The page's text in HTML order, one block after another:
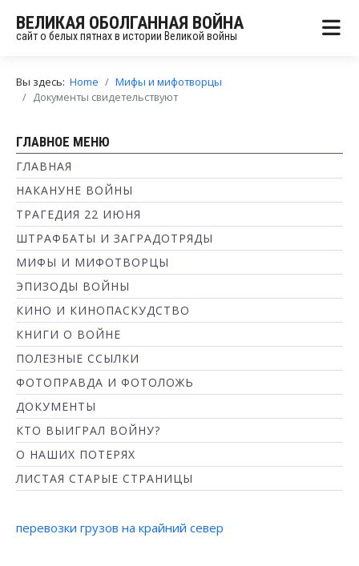
ВЕЛИКАЯ ОБОЛГАННАЯ ВОЙНА
сайт о белых пятнах в истории Великой войны
Вы здесь: Home
Мифы и мифотворцы
Документы свидетельствуют
ГЛАВНОЕ МЕНЮ
ГЛАВНАЯ
НАКАНУНЕ ВОЙНЫ
ТРАГЕДИЯ 22 ИЮНЯ
ШТРАФБАТЫ И ЗАГРАДОТРЯДЫ
МИФЫ И МИФОТВОРЦЫ
ЭПИЗОДЫ ВОЙНЫ
КИНО И КИНОПАСКУДСТВО
КНИГИ О ВОЙНЕ
ПОЛЕЗНЫЕ ССЫЛКИ
ФОТОПРАВДА И ФОТОЛОЖЬ
ДОКУМЕНТЫ
КТО ВЫИГРАЛ ВОЙНУ?
О НАШИХ ПОТЕРЯХ
ЛИСТАЯ СТАРЫЕ СТРАНИЦЫ
перевозки грузов на крайний север